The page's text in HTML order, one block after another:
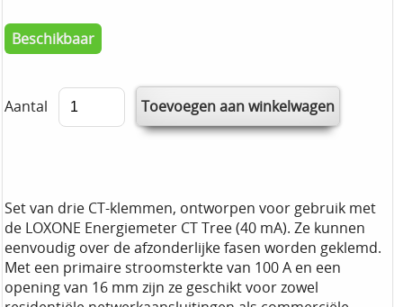
Beschikbaar
Aantal
Set van drie CT-klemmen, ontworpen voor gebruik met
de LOXONE Energiemeter CT Tree (40 mA). Ze kunnen
eenvoudig over de afzonderlijke fasen worden geklemd.
Met een primaire stroomsterkte van 100 A en een
opening van 16 mm zijn ze geschikt voor zowel